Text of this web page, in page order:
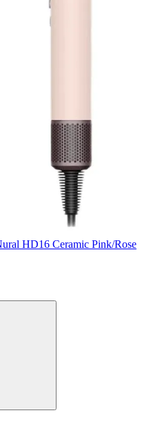
HD16 Ceramic Pink/Rose